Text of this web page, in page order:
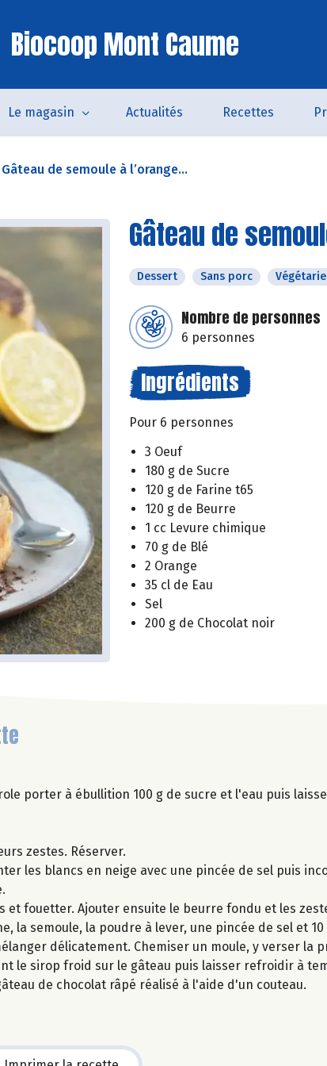
Biocoop Mont Caume
Le magasin Actualités Recettes
Gâteau de semoule à l’orange...
Gâteau de
Dessert Sans porc
Nombre de personnes
6 personnes
Ingrédients
Pour 6 personnes
3 Oeuf
180 g de Sucre
120 g de Farine t65
120 g de Beurre
1 cc Levure chimique
70 g de Blé
2 Orange
35 cl de Eau
Sel
200 g de Chocolat noir
porter à ébullition 100 g de sucre et l'eau puis
zestes. Réserver.
les blancs en neige avec une pincée de sel puis
et fouetter. Ajouter ensuite le beurre fondu et les
la semoule, la poudre à lever, une pincée de sel et
délicatement. Chemiser un moule, y verser la
le sirop froid sur le gâteau puis laisser refroidir à
de chocolat râpé réalisé à l'aide d'un couteau.